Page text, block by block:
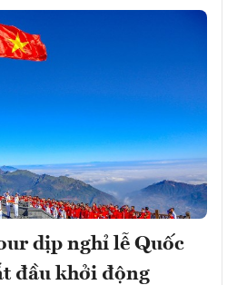
dịp nghỉ lễ Quốc
đầu khởi động